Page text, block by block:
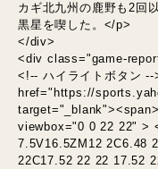
カギ北九州の鹿野も2回
黒星を喫した。</p>
</div>
<div class="game-
<!-- ハイライトボタン
href="https://
viewbox="0 0 22 22" >
7.5V16.5ZM12 2C6.48
22C17.52 22 22 17.52